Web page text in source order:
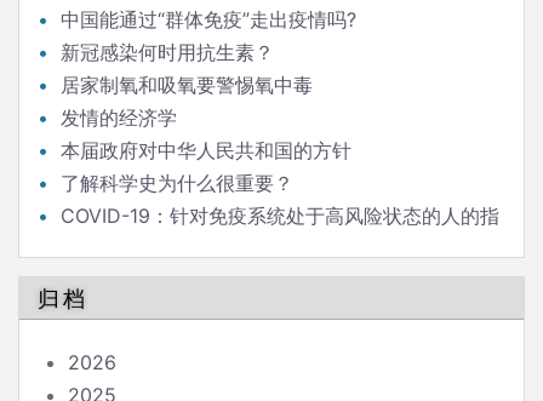
中国能通过“群体免疫”走出疫情吗?
新冠感染何时用抗生素？
居家制氧和吸氧要警惕氧中毒
发情的经济学
本届政府对中华人民共和国的方针
了解科学史为什么很重要？
COVID-19：针对免疫系统处于高风险状态的人的指
归档
2026
2025